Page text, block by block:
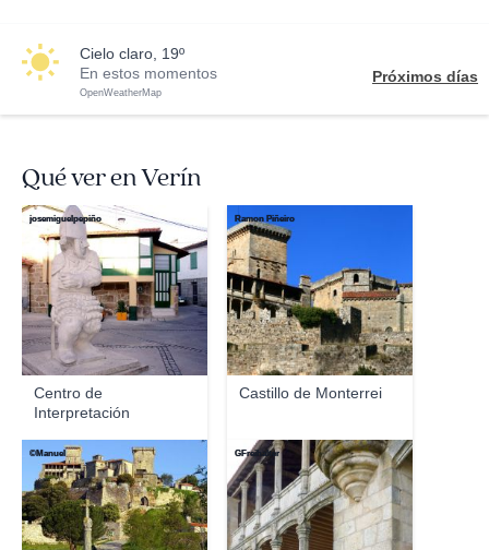
cielo claro, 19º
En estos momentos
OpenWeatherMap
Próximos días
Qué ver en Verín
Centro de
Interpretación
josemiguelpepiño
Castillo de Monterrei
Ramon Piñeiro
©Manuel GFreihalter